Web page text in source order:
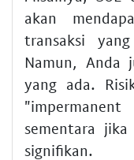
akan
transaksi
Namun, Anda
yang ada.
sementara jika
signifikan.